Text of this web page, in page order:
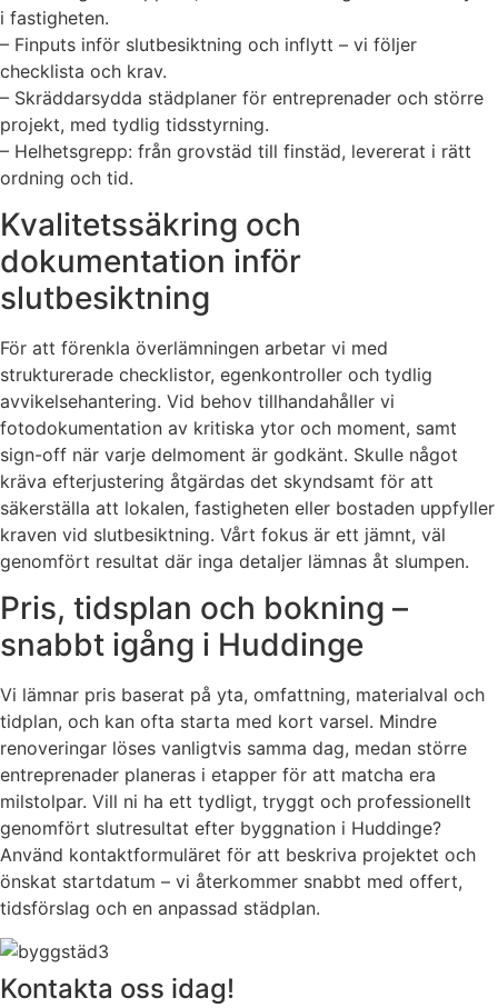
i fastigheten.
– Finputs inför slutbesiktning och inflytt – vi följer
checklista och krav.
– Skräddarsydda städplaner för entreprenader och större
projekt, med tydlig tidsstyrning.
– Helhetsgrepp: från grovstäd till finstäd, levererat i rätt
ordning och tid.
Kvalitetssäkring och
dokumentation inför
slutbesiktning
För att förenkla överlämningen arbetar vi med
strukturerade checklistor, egenkontroller och tydlig
avvikelsehantering. Vid behov tillhandahåller vi
fotodokumentation av kritiska ytor och moment, samt
sign-off när varje delmoment är godkänt. Skulle något
kräva efterjustering åtgärdas det skyndsamt för att
säkerställa att lokalen, fastigheten eller bostaden uppfyller
kraven vid slutbesiktning. Vårt fokus är ett jämnt, väl
genomfört resultat där inga detaljer lämnas åt slumpen.
Pris, tidsplan och bokning –
snabbt igång i Huddinge
Vi lämnar pris baserat på yta, omfattning, materialval och
tidplan, och kan ofta starta med kort varsel. Mindre
renoveringar löses vanligtvis samma dag, medan större
entreprenader planeras i etapper för att matcha era
milstolpar. Vill ni ha ett tydligt, tryggt och professionellt
genomfört slutresultat efter byggnation i Huddinge?
Använd kontaktformuläret för att beskriva projektet och
önskat startdatum – vi återkommer snabbt med offert,
tidsförslag och en anpassad städplan.
Kontakta oss idag!